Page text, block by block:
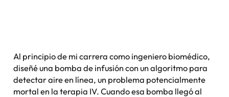
Al principio de mi carrera como ingeniero biomédico,
diseñé una bomba de infusión con un algoritmo para
detectar aire en línea, un problema potencialmente
mortal en la terapia IV. Cuando esa bomba llegó al